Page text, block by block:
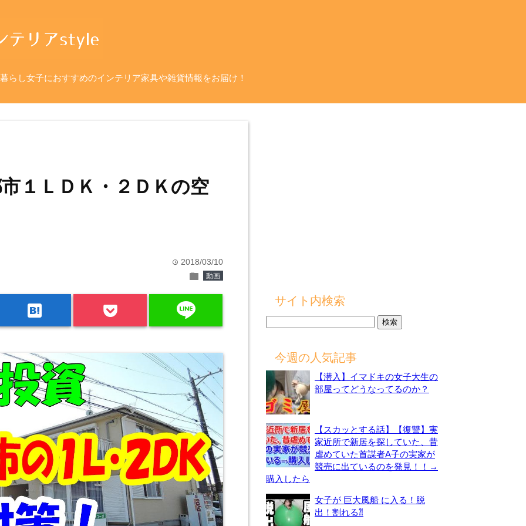
らし女子におすすめのインテリア家具や雑貨情報をお届け！
１ＬＤＫ・２ＤＫの空
time 2018/03/10
folder 動画
hatenabookmark line サイト内検索
今週の人気記事
【潜入】イマドキの女子大生の
部屋ってどうなってるのか？
【スカッとする話】【復讐】実
家近所で新居を探していた、昔
虐めていた首謀者A子の実家が
競売に出ているのを発見！！→
購入したら
女子が 巨大風船 に入る！脱
出！割れる⁈